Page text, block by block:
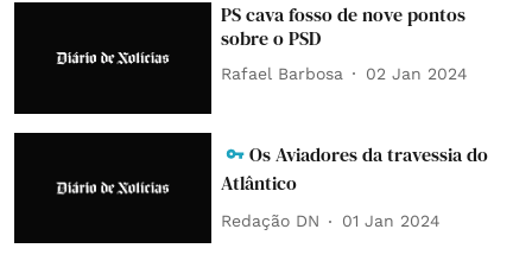
PS cava fosso de nove pontos
sobre o PSD
Rafael Barbosa 02 Jan 2024
Os Aviadores da travessia do
Atlântico
Redação DN 01 Jan 2024